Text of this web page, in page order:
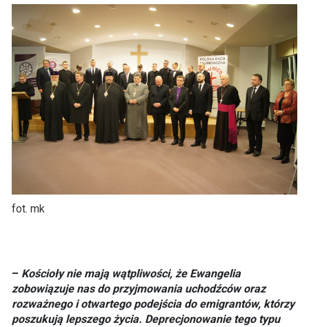
fot. mk
– Kościoły nie mają wątpliwości, że Ewangelia
zobowiązuje nas do przyjmowania uchodźców oraz
rozważnego i otwartego podejścia do emigrantów, którzy
poszukują lepszego życia. Deprecjonowanie tego typu